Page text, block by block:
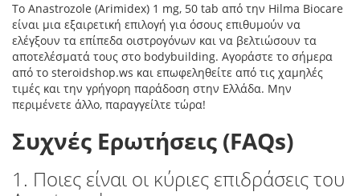
Το Anastrozole (Arimidex) 1 mg, 50 tab από την Hilma Biocare
είναι μια εξαιρετική επιλογή για όσους επιθυμούν να
ελέγξουν τα επίπεδα οιστρογόνων και να βελτιώσουν τα
αποτελέσματά τους στο bodybuilding. Αγοράστε το σήμερα
από το steroidshop.ws και επωφεληθείτε από τις χαμηλές
τιμές και την γρήγορη παράδοση στην Ελλάδα. Μην
περιμένετε άλλο, παραγγείλτε τώρα!
Συχνές Ερωτήσεις (FAQs)
1. Ποιες είναι οι κύριες επιδράσεις του